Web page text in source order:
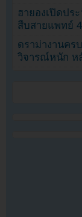
ฮายองเปิดปร
สืบสายแพทย์
ดราม่างานคร
วิจารณ์หนัก ห